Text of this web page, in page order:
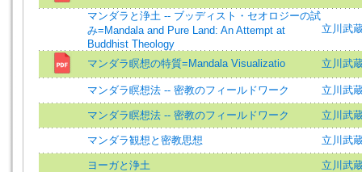
マンダラと浄土 -- ブッディスト・セオロジーの試
み=Mandala and Pure Land: An Attempt at
Buddhist Theology
立川武
マンダラ瞑想の特質=Mandala Visualizatio 立川武
マンダラ瞑想法 -- 密教のフィールドワーク 立川武
マンダラ瞑想法 -- 密教のフィールドワーク 立川武
マンダラ観想と密教思想 立川武
ヨーガと浄土 立川武